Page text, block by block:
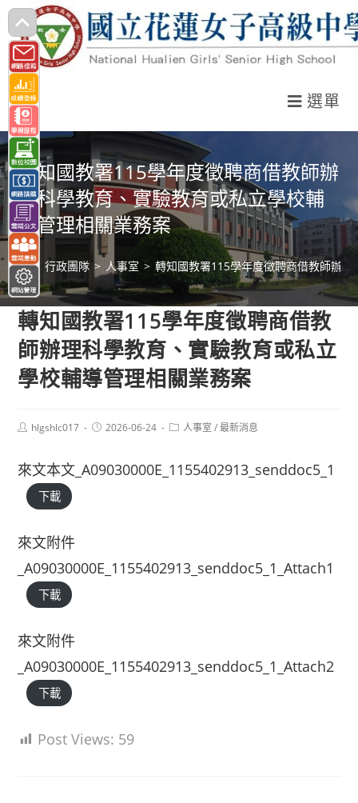
跳
轉
至
主
要
內
容
選單
轉知國教署115學年度徵聘商借教師辦
理科學教育、實驗教育或私立學校輔
導管理相關業務案
> 行政團隊 > 人事室 > 轉知國教署115學年度徵聘商借教師辦
轉知國教署115學年度徵聘商借教
師辦理科學教育、實驗教育或私立
學校輔導管理相關業務案
Posthlgshlc017
Post2026-06-24
Post人事室 / 最新消息
來文本文_A09030000E_1155402913_senddoc5_1
下載
來文附件
_A09030000E_1155402913_senddoc5_1_Attach1
下載
來文附件
_A09030000E_1155402913_senddoc5_1_Attach2
下載
Post Views: 59